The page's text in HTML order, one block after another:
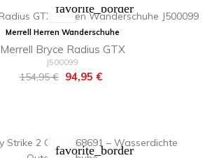
favorite_border
Merrell Herren Wanderschuhe
Merrell Bryce Radius GTX
J500099
Regulärer
154,95 € Preis
94,95 €
favorite_border